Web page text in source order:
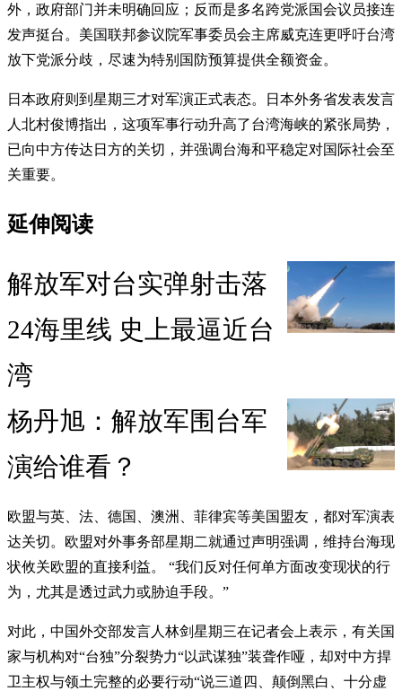
外，政府部门并未明确回应；反而是多名跨党派国会议员接连
发声挺台。美国联邦参议院军事委员会主席威克连更呼吁台湾
放下党派分歧，尽速为特别国防预算提供全额资金。
日本政府则到星期三才对军演正式表态。日本外务省发表发言
人北村俊博指出，这项军事行动升高了台湾海峡的紧张局势，
已向中方传达日方的关切，并强调台海和平稳定对国际社会至
关重要。
延伸阅读
解放军对台实弹射击落
24海里线 史上最逼近台
湾
杨丹旭：解放军围台军
演给谁看？
欧盟与英、法、德国、澳洲、菲律宾等美国盟友，都对军演表
达关切。欧盟对外事务部星期二就通过声明强调，维持台海现
状攸关欧盟的直接利益。 “我们反对任何单方面改变现状的行
为，尤其是透过武力或胁迫手段。”
对此，中国外交部发言人林剑星期三在记者会上表示，有关国
家与机构对“台独”分裂势力“以武谋独”装聋作哑，却对中方捍
卫主权与领土完整的必要行动“说三道四、颠倒黑白、十分虚